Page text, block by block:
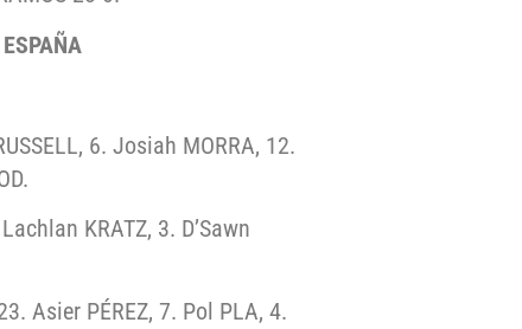
6. Josiah MORRA, 12.
KRATZ, 3. D’Sawn
Asier PÉREZ, 7. Pol PLA, 4.